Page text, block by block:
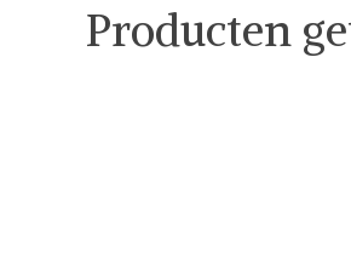
Producten